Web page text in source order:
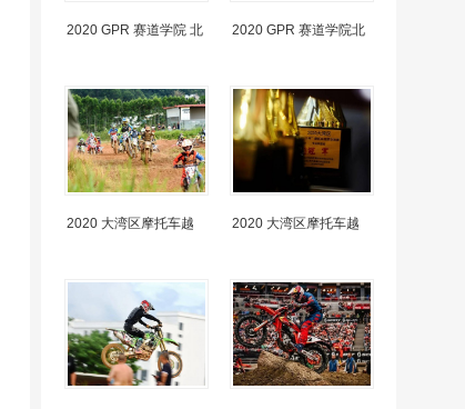
2020 GPR 赛道学院 北 2020 GPR 赛道学院北
2020 大湾区摩托车越 2020 大湾区摩托车越